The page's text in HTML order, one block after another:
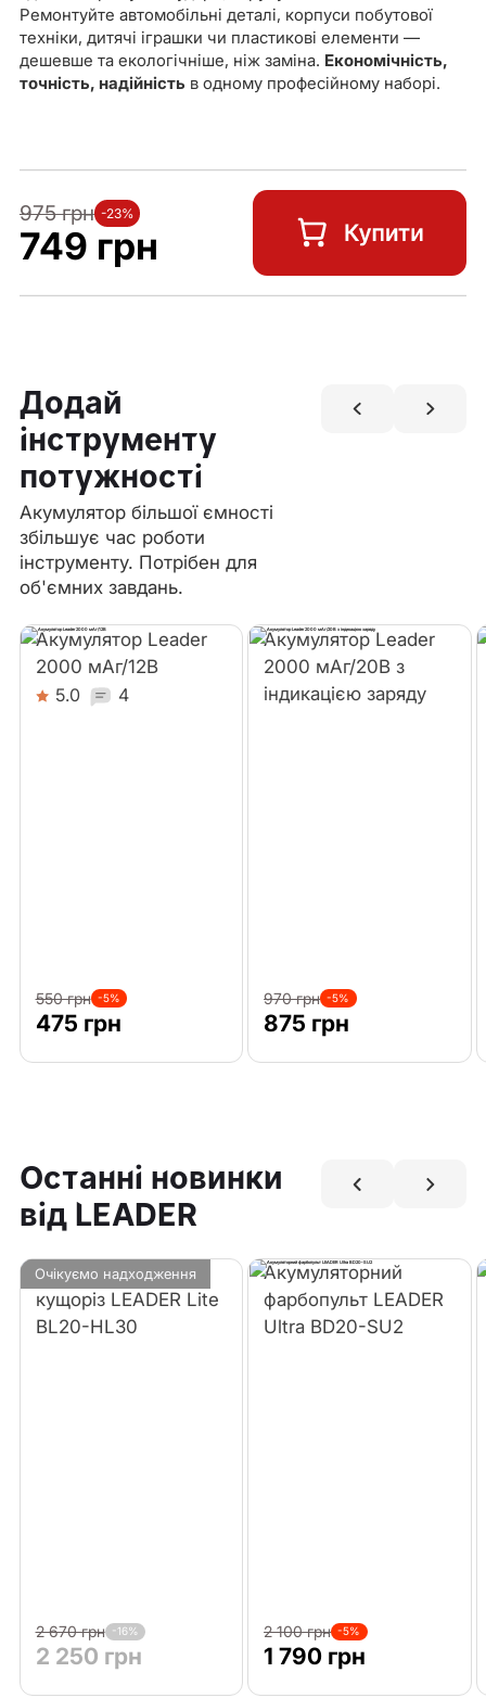
Ремонтуйте автомобільні деталі, корпуси побутової
техніки, дитячі іграшки чи пластикові елементи —
дешевше та екологічніше, ніж заміна. Економічність,
точність, надійність в одному професійному наборі.
975 грн -23%
749 грн
Додай
інструменту
потужності
Акумулятор більшої ємності
збільшує час роботи
інструменту. Потрібен для
об'ємних завдань.
Акумулятор Leader
2000 мАг/12В
5.0 4
550 грн -5%
475 грн
Акумулятор Leader
2000 мАг/20В з
індикацією заряду
970 грн -5%
875 грн
Останні новинки
від LEADER
Очікуємо надходження
Акумуляторний
кущоріз LEADER Lite
BL20-HL30
2 670 грн -16%
2 250 грн
Акумуляторний
фарбопульт LEADER
Ultra BD20-SU2
2 100 грн -5%
1 790 грн